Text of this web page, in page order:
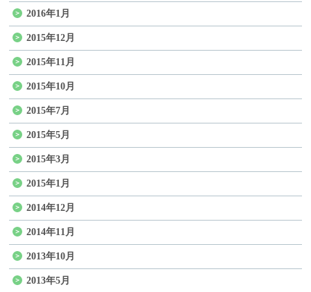
2016年1月
2015年12月
2015年11月
2015年10月
2015年7月
2015年5月
2015年3月
2015年1月
2014年12月
2014年11月
2013年10月
2013年5月